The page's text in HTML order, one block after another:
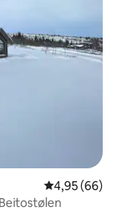
Nilai rata-rata
4,95 (66)